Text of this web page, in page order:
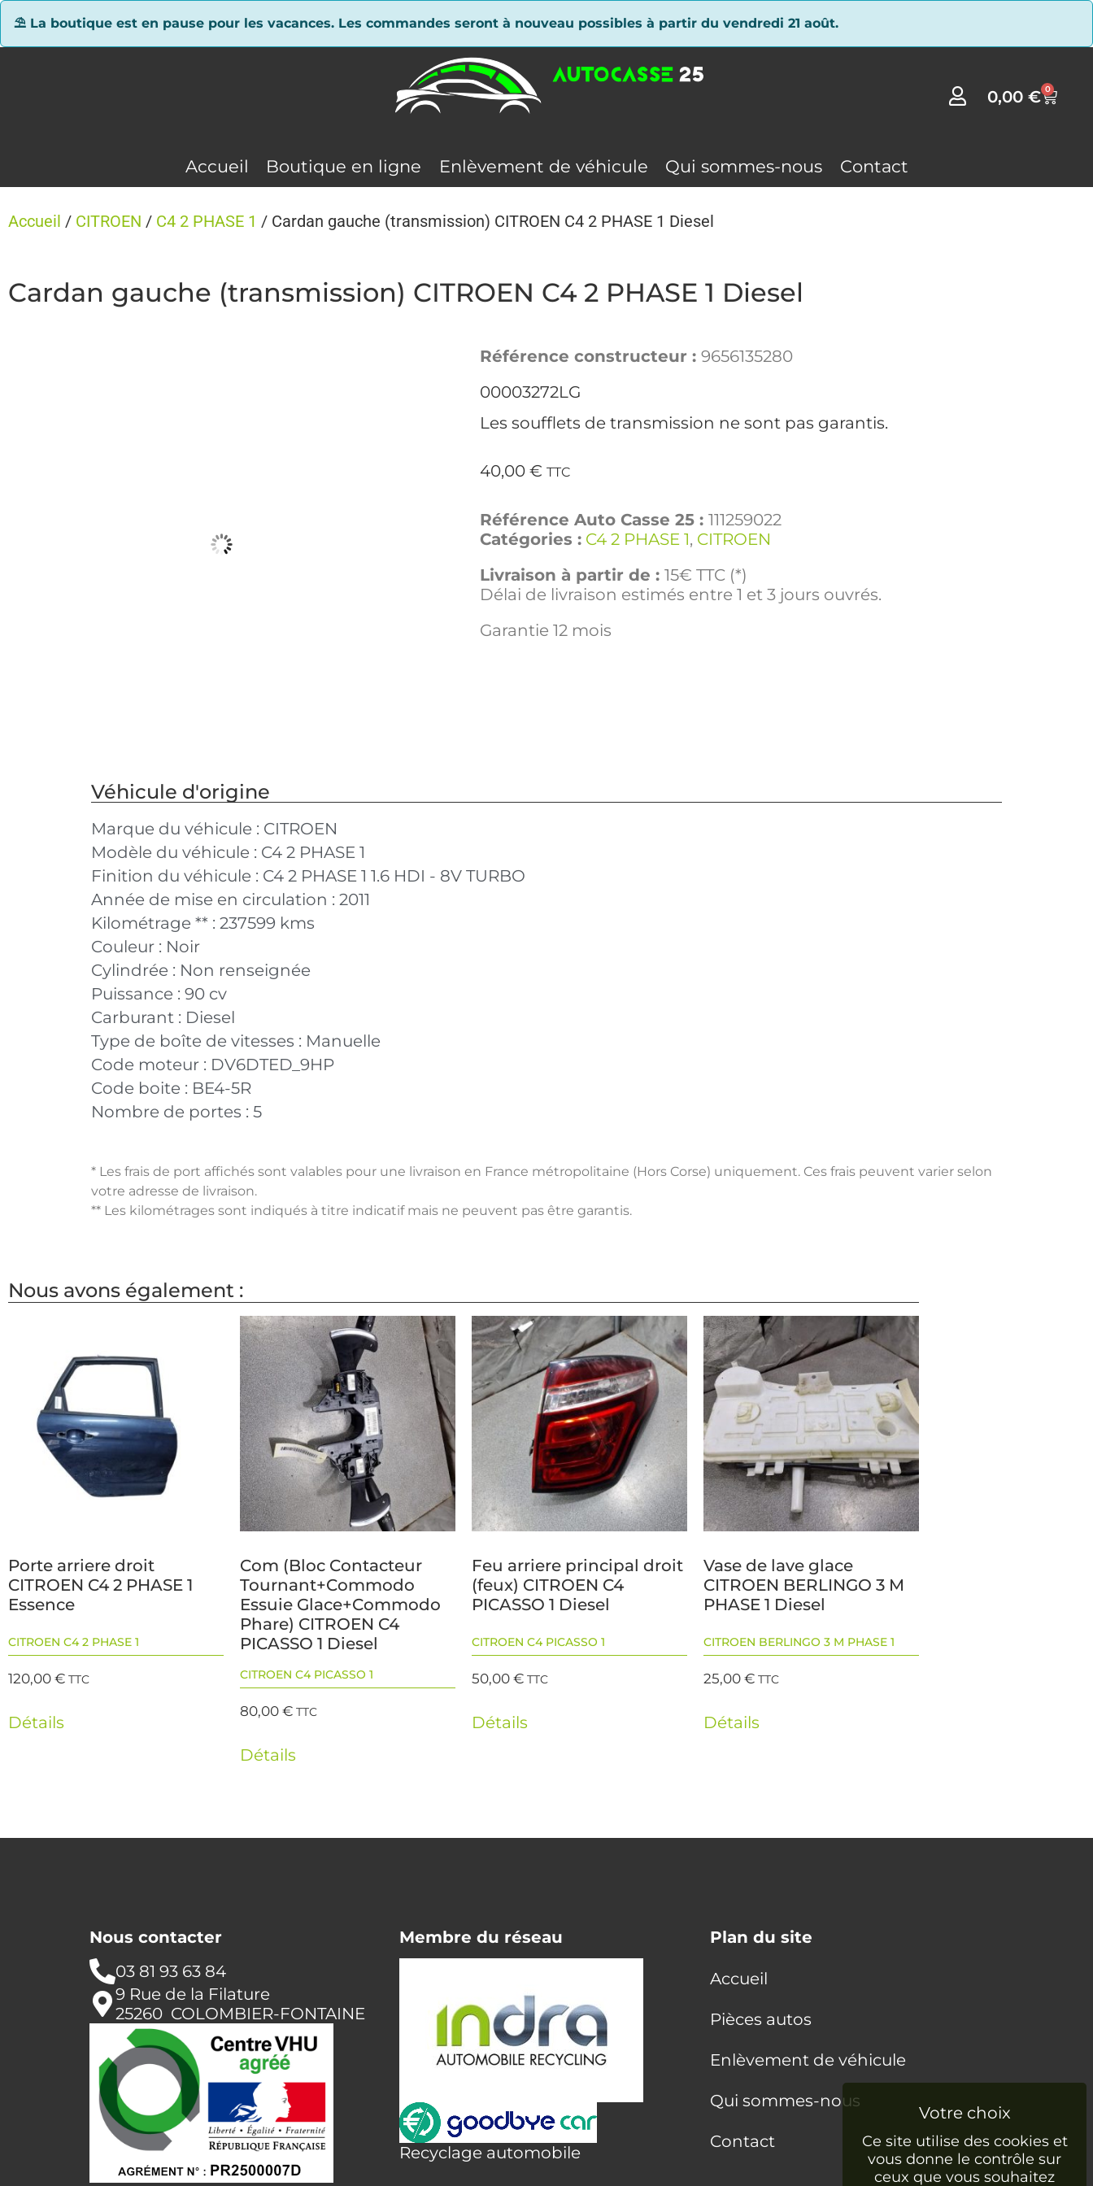
⛱ La boutique est en pause pour les vacances. Les commandes seront à nouveau possibles à partir du vendredi 21 août.
0,00€ 0
Accueil Boutique en ligne Enlèvement de véhicule Qui sommes-nous Contact
Accueil / CITROEN / C4 2 PHASE 1 / Cardan gauche (transmission) CITROEN C4 2 PHASE 1 Diesel
Cardan gauche (transmission) CITROEN C4 2 PHASE 1 Diesel
Référence constructeur : 9656135280
00003272LG
Les soufflets de transmission ne sont pas garantis.
40,00 € TTC
Référence Auto Casse 25 : 111259022
Catégories : C4 2 PHASE 1, CITROEN
Livraison à partir de : 15€ TTC (*)
Délai de livraison estimés entre 1 et 3 jours ouvrés.
Garantie 12 mois
Véhicule d'origine
Marque du véhicule : CITROEN
Modèle du véhicule : C4 2 PHASE 1
Finition du véhicule : C4 2 PHASE 1 1.6 HDI - 8V TURBO
Année de mise en circulation : 2011
Kilométrage ** : 237599 kms
Couleur : Noir
Cylindrée : Non renseignée
Puissance : 90 cv
Carburant : Diesel
Type de boîte de vitesses : Manuelle
Code moteur : DV6DTED_9HP
Code boite : BE4-5R
Nombre de portes : 5
* Les frais de port affichés sont valables pour une livraison en France métropolitaine (Hors Corse) uniquement. Ces frais peuvent varier selon
votre adresse de livraison.
** Les kilométrages sont indiqués à titre indicatif mais ne peuvent pas être garantis.
Nous avons également :
Porte arriere droit
CITROEN C4 2 PHASE 1
Essence
CITROEN C4 2 PHASE 1
120,00€ TTC
Détails
Com (Bloc Contacteur
Tournant+Commodo
Essuie Glace+Commodo
Phare) CITROEN C4
PICASSO 1 Diesel
CITROEN C4 PICASSO 1
80,00€ TTC
Détails
Feu arriere principal droit
(feux) CITROEN C4
PICASSO 1 Diesel
CITROEN C4 PICASSO 1
50,00€ TTC
Détails
Vase de lave glace
CITROEN BERLINGO 3 M
PHASE 1 Diesel
CITROEN BERLINGO 3 M PHASE 1
25,00€ TTC
Détails
Nous contacter
03 81 93 63 84
9 Rue de la Filature
25260 COLOMBIER-FONTAINE
Membre du réseau
Recyclage automobile
Plan du site
Accueil
Pièces autos
Enlèvement de véhicule
Qui sommes-nous
Contact
Panneau de gestion des cookies
Ce site utilise des cookies et
vous donne le contrôle sur
ceux que vous souhaitez